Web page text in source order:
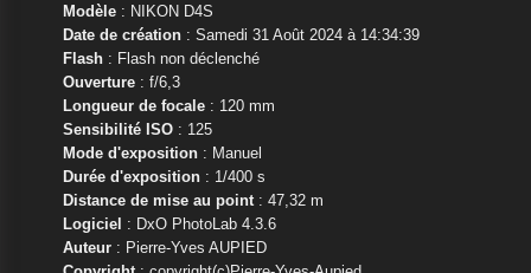
Modèle: NIKON D4S
Date de création: Samedi 31 Août 2024 à 14:34:39
Flash: Flash non déclenché
Ouverture: f/6,3
Longueur de focale: 120 mm
Sensibilité ISO: 125
Mode d'exposition: Manuel
Durée d'exposition: 1/400 s
Distance de mise au point: 47,32 m
Logiciel : DxO PhotoLab 4.3.6
Auteur: Pierre-Yves AUPIED